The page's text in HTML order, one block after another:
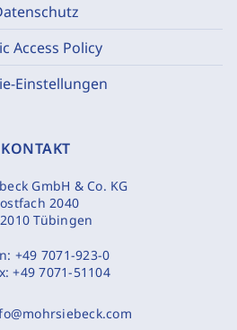
Access Policy
Einstellungen
KONTAKT
GmbH & Co. KG
2040
Tübingen
+49 7071-923-0
+49 7071-51104